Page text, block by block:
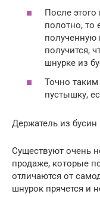
После этого
полотно, то
полученную
получится,
шнурке из
Точно
пустышку,
Держатель из бусин
Существуют очень
продаже, которые
отличаются от
шнурок прячется и